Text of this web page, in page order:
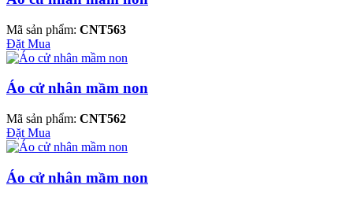
Mã sản phẩm: CNT563
Đặt Mua
Áo cử nhân mầm non
Mã sản phẩm: CNT562
Đặt Mua
Áo cử nhân mầm non